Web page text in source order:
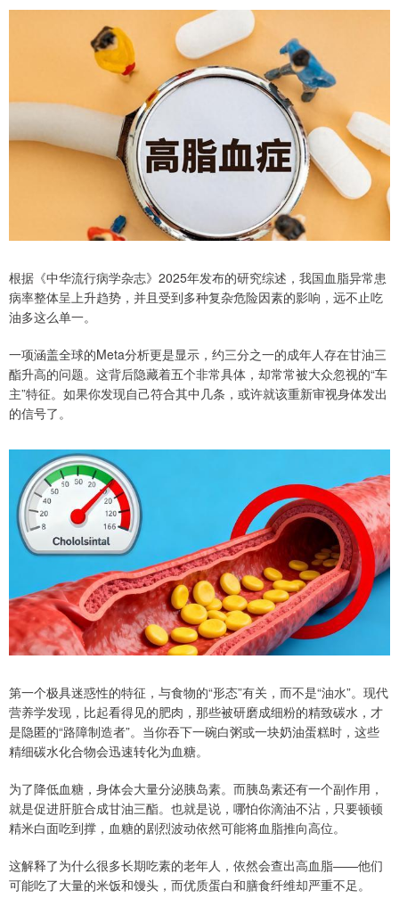
根据《中华流行病学杂志》2025年发布的研究综述，我国血脂异常患
病率整体呈上升趋势，并且受到多种复杂危险因素的影响，远不止吃
油多这么单一。
一项涵盖全球的Meta分析更是显示，约三分之一的成年人存在甘油三
酯升高的问题。这背后隐藏着五个非常具体，却常常被大众忽视的“车
主”特征。如果你发现自己符合其中几条，或许就该重新审视身体发出
的信号了。
第一个极具迷惑性的特征，与食物的“形态”有关，而不是“油水”。现代
营养学发现，比起看得见的肥肉，那些被研磨成细粉的精致碳水，才
是隐匿的“路障制造者”。当你吞下一碗白粥或一块奶油蛋糕时，这些
精细碳水化合物会迅速转化为血糖。
为了降低血糖，身体会大量分泌胰岛素。而胰岛素还有一个副作用，
就是促进肝脏合成甘油三酯。也就是说，哪怕你滴油不沾，只要顿顿
精米白面吃到撑，血糖的剧烈波动依然可能将血脂推向高位。
这解释了为什么很多长期吃素的老年人，依然会查出高血脂——他们
可能吃了大量的米饭和馒头，而优质蛋白和膳食纤维却严重不足。